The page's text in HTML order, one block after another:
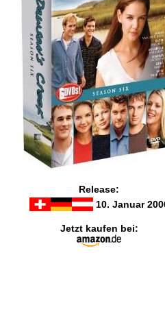
Release:
10. Januar
Jetzt kaufen bei: